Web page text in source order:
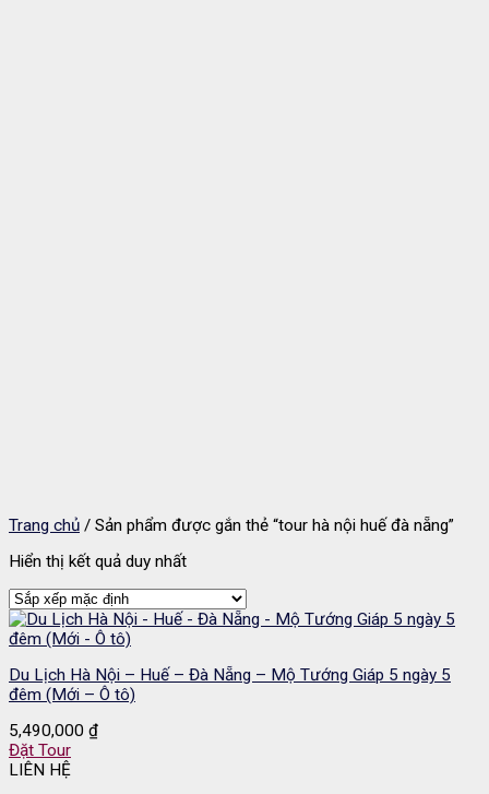
Trang chủ / Sản phẩm được gắn thẻ “tour hà nội huế đà nẵng”
Hiển thị kết quả duy nhất
Du Lịch Hà Nội – Huế – Đà Nẵng – Mộ Tướng Giáp 5 ngày 5
đêm (Mới – Ô tô)
5,490,000 ₫
Đặt Tour
LIÊN HỆ